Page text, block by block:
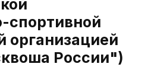
спортивной
организацией
России")